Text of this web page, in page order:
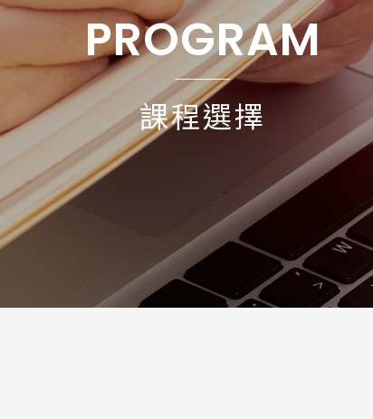
最新優惠
/ 愛爾蘭IRELAND
Zealand
/ 其他 Others
Program 課程選擇
語言學校
國高中小學校
專業技職｜海外工讀
PROGRAM
課程選擇